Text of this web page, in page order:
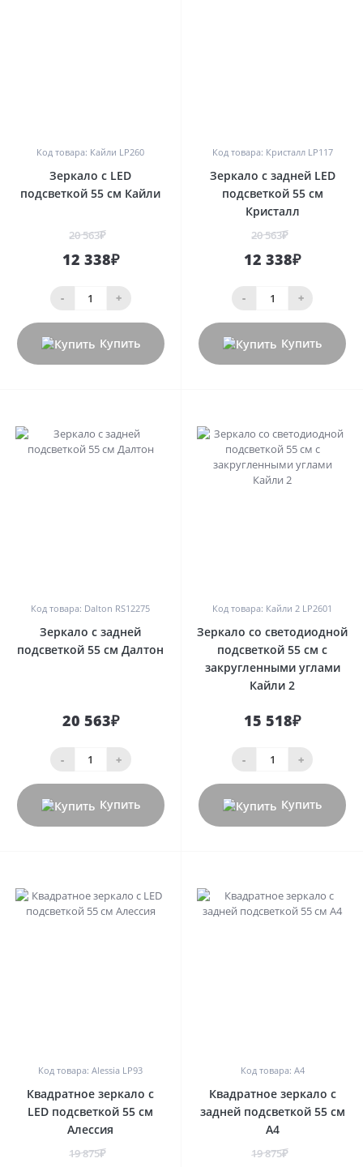
Код товара: Кайли LP260
Зеркало с LED
подсветкой 55 см Кайли
20 563₽
12 338₽
- +
Купить
Код товара: Кристалл LP117
Зеркало с задней LED
подсветкой 55 см
Кристалл
20 563₽
12 338₽
- +
Купить
Код товара: Dalton RS12275
Зеркало с задней
подсветкой 55 см Далтон
20 563₽
- +
Купить
Код товара: Кайли 2 LP2601
Зеркало со светодиодной
подсветкой 55 см с
закругленными углами
Кайли 2
15 518₽
- +
Купить
Код товара: Alessia LP93
Квадратное зеркало с
LED подсветкой 55 см
Алессия
19 875₽
Код товара: A4
Квадратное зеркало с
задней подсветкой 55 см
A4
19 875₽